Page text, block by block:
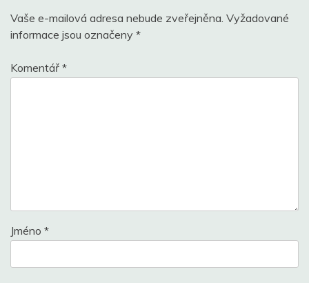
Vaše e-mailová adresa nebude zveřejněna. Vyžadované
informace jsou označeny *
Komentář *
Jméno *